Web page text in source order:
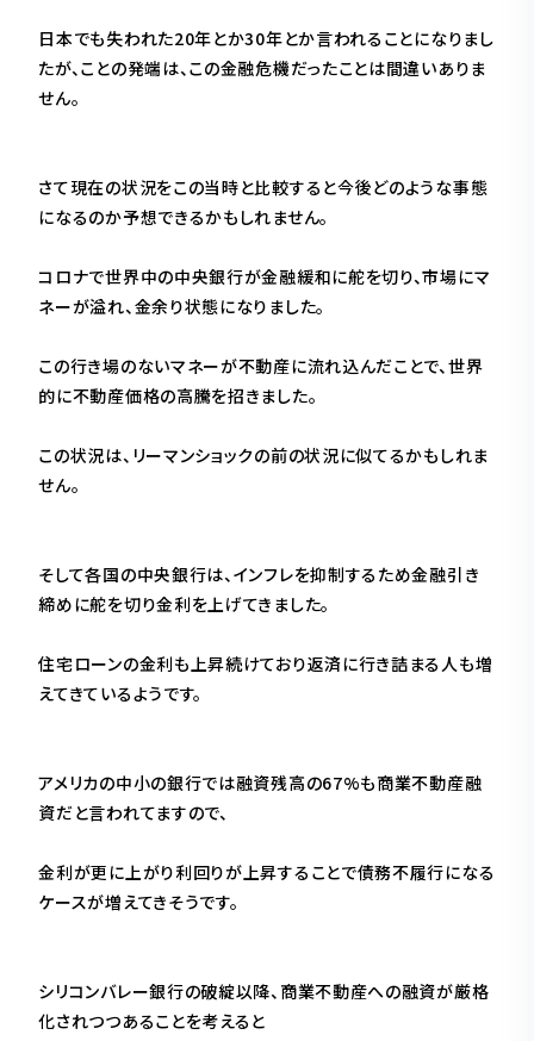
日本でも失われた20年とか30年とか言われることになりまし
たが、ことの発端は、この金融危機だったことは間違いありま
せん。
さて現在の状況をこの当時と比較すると今後どのような事態
になるのか予想できるかもしれません。
コロナで世界中の中央銀行が金融緩和に舵を切り、市場にマ
ネーが溢れ、金余り状態になりました。
この行き場のないマネーが不動産に流れ込んだことで、世界
的に不動産価格の高騰を招きました。
この状況は、リーマンショックの前の状況に似てるかもしれま
せん。
そして各国の中央銀行は、インフレを抑制するため金融引き
締めに舵を切り金利を上げてきました。
住宅ローンの金利も上昇続けており返済に行き詰まる人も増
えてきているようです。
アメリカの中小の銀行では融資残高の67%も商業不動産融
資だと言われてますので、
金利が更に上がり利回りが上昇することで債務不履行になる
ケースが増えてきそうです。
シリコンバレー銀行の破綻以降、商業不動産への融資が厳格
化されつつあることを考えると